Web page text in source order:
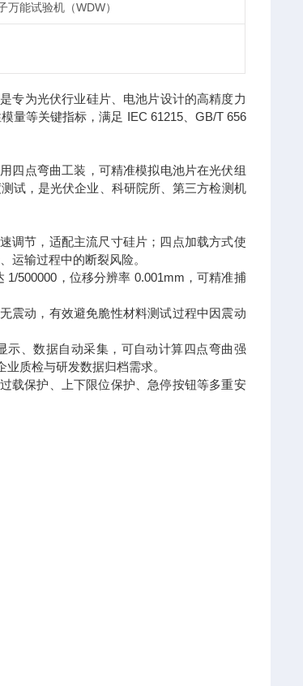
万能试验机（WDW）
专为光伏行业硅片、电池片设计的高精度力
量等关键指标，满足 IEC 61215、GB/T 656
四点弯曲工装，可精准模拟电池片在光伏组
试，是光伏企业、科研院所、第三方检测机
调节，适配主流尺寸硅片；四点加载方式使
运输过程中的断裂风险。
500000，位移分辨率 0.001mm，可精准捕
震动，有效避免脆性材料测试过程中因震动
示、数据自动采集，可自动计算四点弯曲强
质检与研发数据归档需求。
载保护、上下限位保护、急停按钮等多重安